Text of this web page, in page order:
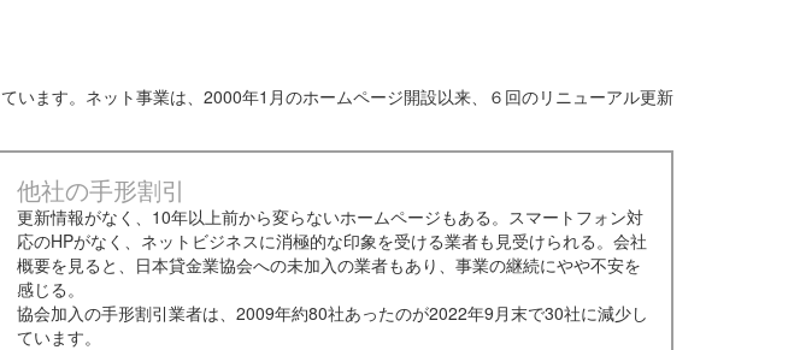
ます。ネット事業は、2000年1月のホームページ開設以来、６回のリニューアル更新
他社の手形割引
更新情報がなく、10年以上前から変らないホームページもある。スマートフォン対
応のHPがなく、ネットビジネスに消極的な印象を受ける業者も見受けられる。会社
概要を見ると、日本貸金業協会への未加入の業者もあり、事業の継続にやや不安を
感じる。
協会加入の手形割引業者は、2009年約80社あったのが2022年9月末で30社に減少し
ています。